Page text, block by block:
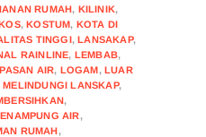
RUMAH, KILINIK,
,KOSTUM, KOTA DI
TINGGI,LANSAKAP,
RAINLINE, LEMBAB,
AIR, LOGAM,LUAR
MELINDUNGI LANSKAP,
,
AIR,
RUMAH,